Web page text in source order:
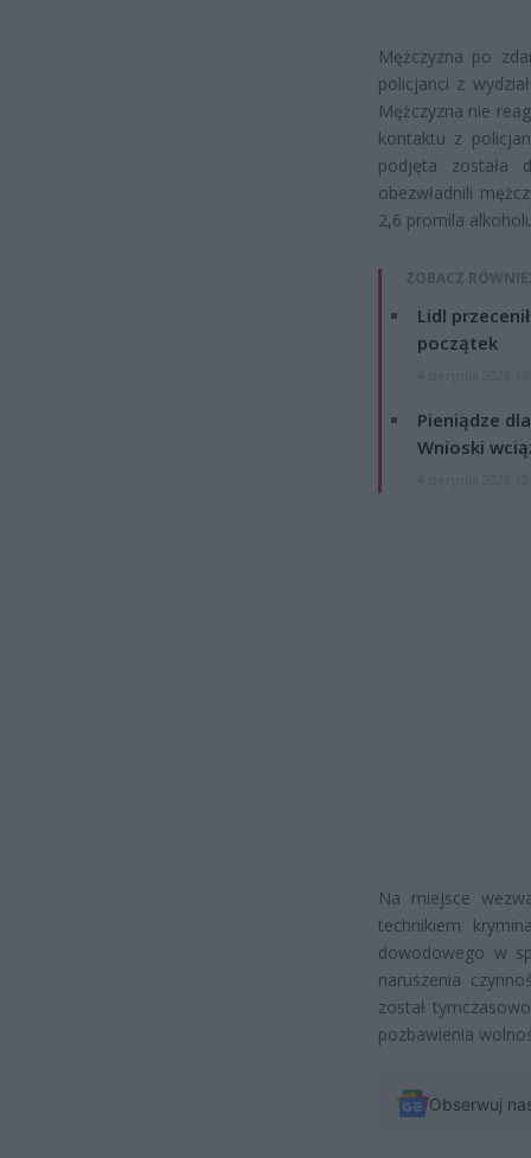
Mężczyzna po
policjanci z
Mężczyzna nie
kontaktu z
podjęta została
obezwładnili
2,6 promila
ZOBACZ
Lidl
początek
Pieniądze
Wnioski
Na miejsce
technikiem
dowodowego w
naruszenia
został
pozbawienia
Obserwuj